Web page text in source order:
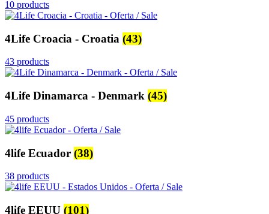
10 products
4Life Croacia - Croatia (43)
43 products
4Life Dinamarca - Denmark (45)
45 products
4life Ecuador (38)
38 products
4life EEUU (101)